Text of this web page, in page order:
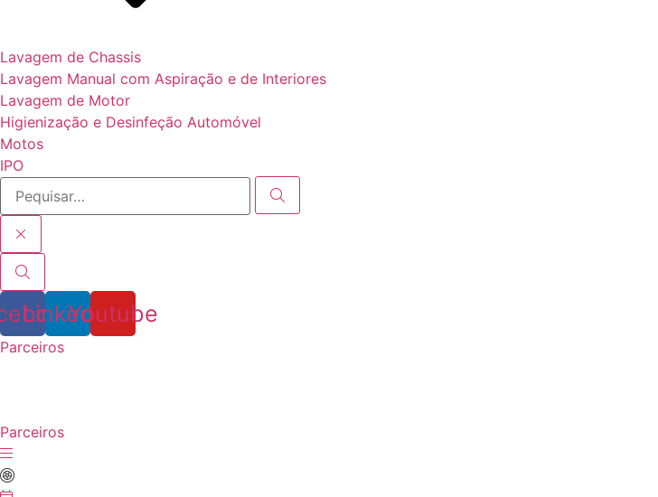
Lavagem de Chassis
Lavagem Manual com Aspiração e de Interiores
Lavagem de Motor
Higienização e Desinfeção Automóvel
Motos
IPO
LinkedinYoutube
Parceiros
Parceiros